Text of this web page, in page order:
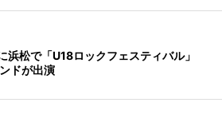
浜松で「U18ロックフェスティバル」
ドが出演